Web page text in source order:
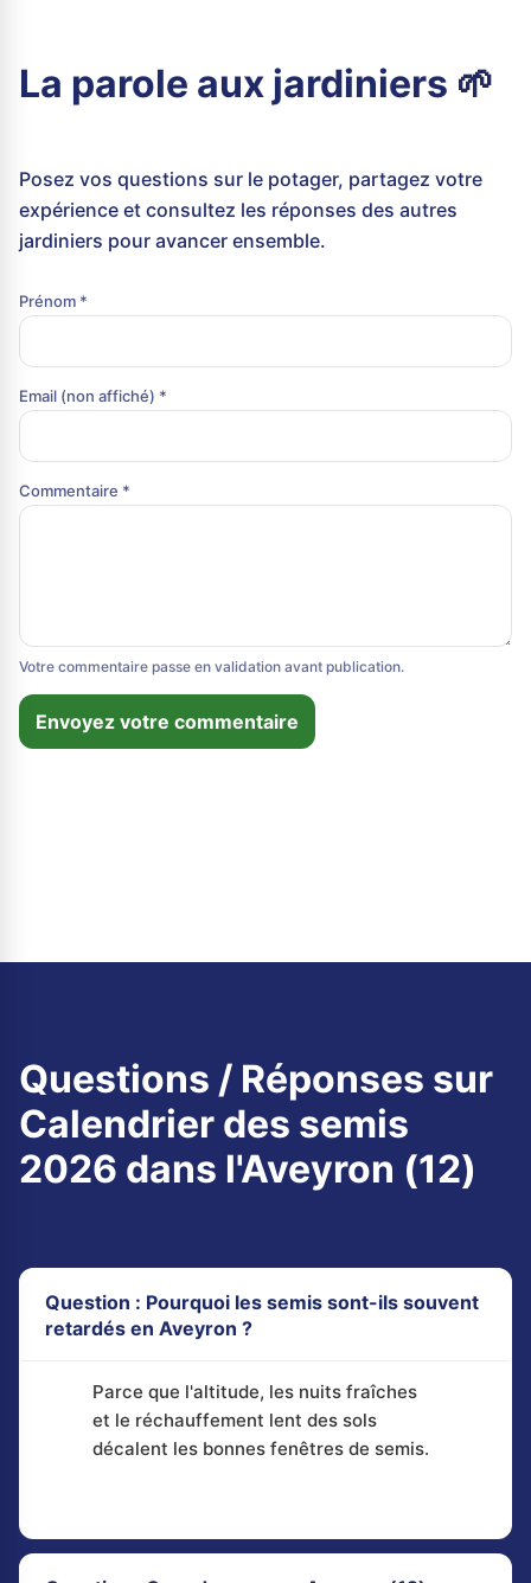
La parole aux jardiniers 🌱
Posez vos questions sur le potager, partagez votre
expérience et consultez les réponses des autres
jardiniers pour avancer ensemble.
Prénom *
Email (non affiché) *
Commentaire *
Votre commentaire passe en validation avant publication.
Envoyez votre commentaire
Questions / Réponses sur
Calendrier des semis
2026 dans l'Aveyron (12)
Question : Pourquoi les semis sont-ils souvent
retardés en Aveyron ?
Parce que l'altitude, les nuits fraîches
et le réchauffement lent des sols
décalent les bonnes fenêtres de semis.